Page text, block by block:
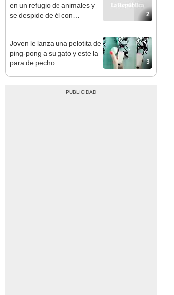
2
en un refugio de animales y
se despide de él con
3
Joven le lanza una pelotita de
ping-pong a su gato y este la
para de pecho